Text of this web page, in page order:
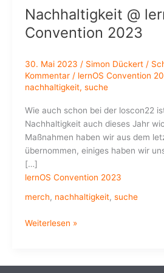
Nachhaltigkeit @
Convention 2023
30. Mai 2023 / Simon Dückert /
Kommentar / lernOS Convention
nachhaltigkeit, suche
Wie auch schon bei der loscon22
Nachhaltigkeit auch dieses Jahr
Maßnahmen haben wir aus dem
übernommen, einiges haben wir
[…]
lernOS Convention 2023
merch, nachhaltigkeit, suche
Nachhaltigkeit
Weiterlesen »